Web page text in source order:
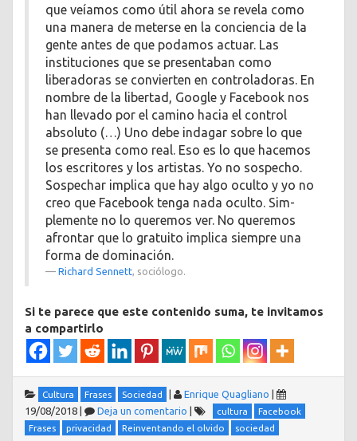
que veíamos como útil ahora se revela como
una manera de meterse en la conciencia de la
gente antes de que podamos actuar. Las
instituciones que se presentaban como
liberadoras se convierten en controladoras. En
nombre de la libertad, Google y Facebook nos
han llevado por el camino hacia el control
absoluto (…) Uno debe indagar sobre lo que
se presenta como real. Eso es lo que hacemos
los escritores y los artistas. Yo no sospecho.
Sospechar implica que hay algo oculto y yo no
creo que Facebook tenga nada oculto. Sim­
plemente no lo queremos ver. No queremos
afrontar que lo gratuito implica siempre una
forma de dominación.
Richard Sennett , sociólogo.
Si te parece que este contenido suma, te invitamos
a compartirlo
Cultura Frases Sociedad Enrique Quagliano
19/08/2018
Deja un comentario cultura
Facebook
Frases
privacidad Reinventando el olvido sociedad